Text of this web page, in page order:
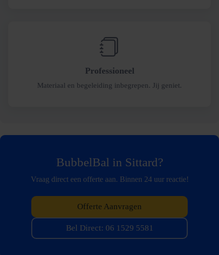
Professioneel
Materiaal en begeleiding inbegrepen. Jij geniet.
BubbelBal in Sittard?
Vraag direct een offerte aan. Binnen 24 uur reactie!
Offerte Aanvragen
Bel Direct: 06 1529 5581